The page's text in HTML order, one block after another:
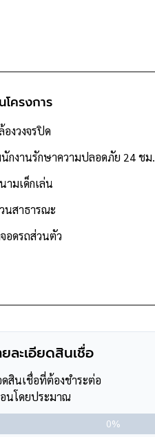
สมอลล์
บุรี, โรงเรียนเด่นหล้า
โครงการ
องวงจรปิด
กงานรักษาความปลอดภัย 24 ชม.
ามเด็กเล่น
นสาธารณะ
อดรถส่วนตัว
ยละเอียดสินเชื่อ
สินเชื่อที่ต้องชำระต่อ
อนโดยประมาณ
0%